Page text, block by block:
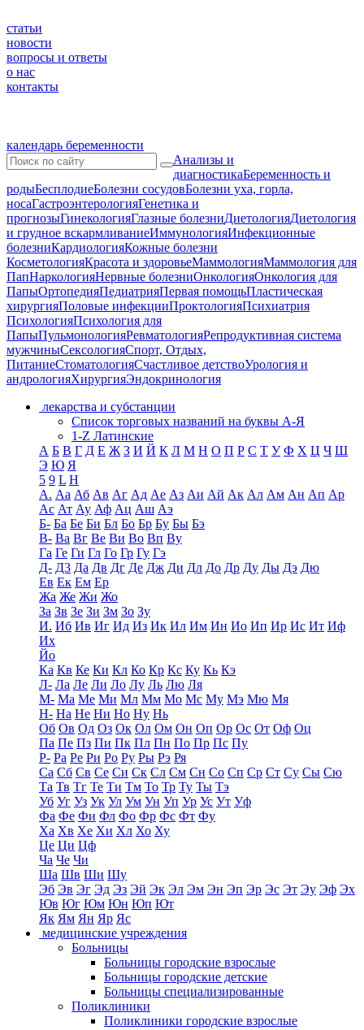
статьи
новости
вопросы и ответы
о нас
контакты
календарь беременности
Анализы и
диагностикаБеременность и
родыБесплодиеБолезни сосудовБолезни уха, горла,
носаГастроэнтерологияГенетика и
прогнозыГинекологияГлазные болезниДиетологияДиетология
и грудное вскармливаниеИммунологияИнфекционные
болезниКардиологияКожные болезни
КосметологияКрасота и здоровьеМаммологияМаммология для
ПапНаркологияНервные болезниОнкологияОнкология для
ПапыОртопедияПедиатрияПервая помощьПластическая
хирургияПоловые инфекцииПроктологияПсихиатрия
ПсихологияПсихология для
ПапыПульмонологияРевматологияРепродуктивная система
мужчиныСексологияСпорт, Отдых,
ПитаниеСтоматологияСчастливое детствоУрология и
андрологияХирургияЭндокринология
лекарства и субстанции
Список торговых названий на буквы А-Я
1-Z Латинские
А Б В Г Д Е Ж З И Й К Л М Н О П Р С Т У Ф Х Ц Ч Ш
Э Ю Я
5 9 L H
А. Аа Аб Ав Аг Ад Ае Аз Аи Ай Ак Ал Ам Ан Ап Ар
Ас Ат Ау Аф Ац Аш Аэ
Б- Ба Бе Би Бл Бо Бр Бу Бы Бэ
В- Ва Вг Ве Ви Во Вп Ву
Га Ге Ги Гл Го Гр Гу Гэ
Д- Д3 Да Дв Дг Де Дж Ди Дл До Др Ду Ды Дэ Дю
Ев Ек Ем Ер
Жа Же Жи Жо
За Зв Зе Зи Зм Зо Зу
И. Иб Ив Иг Ид Из Ик Ил Им Ин Ио Ип Ир Ис Ит Иф
Их
Йо
Ка Кв Ке Ки Кл Ко Кр Кс Ку Кь Кэ
Л- Ла Ле Ли Ло Лу Ль Лю Ля
М- Ма Ме Ми Мл Мм Мо Мс Му Мэ Мю Мя
Н- На Не Ни Но Ну Нь
Об Ов Од Оз Ок Ол Ом Он Оп Ор Ос От Оф Оц
Па Пе Пз Пи Пк Пл Пн По Пр Пс Пу
Р- Ра Ре Ри Ро Ру Ры Рэ Ря
Са Сб Св Се Си Ск Сл См Сн Со Сп Ср Ст Су Сы Сю
Та Тв Тг Те Ти Тм То Тр Ту Ты Тэ
Уб Уг Уз Ук Ул Ум Ун Уп Ур Ус Ут Уф
Фа Фе Фи Фл Фо Фр Фс Фт Фу
Ха Хв Хе Хи Хл Хо Ху
Це Ци Цф
Ча Че Чи
Ша Шв Ши Шу
Эб Эв Эг Эд Эз Эй Эк Эл Эм Эн Эп Эр Эс Эт Эу Эф Эх
Юв Юг Юм Юн Юп Ют
Як Ям Ян Яр Яс
медицинские учреждения
Больницы
Больницы городские взрослые
Больницы городские детские
Больницы специализированные
Поликлиники
Поликлиники городские взрослые